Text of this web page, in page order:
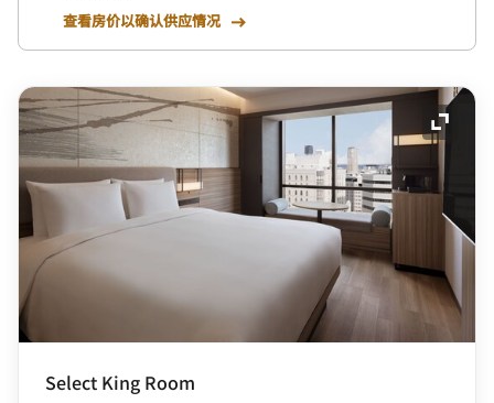
查看房价以确认供应情况
展开
Select King Room